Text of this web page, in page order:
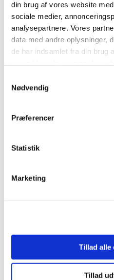
din brug af vores website
sociale medier,
analysepartnere. Vores
data med andre oplysninger,
de har indsamlet fra din brug
Nødvendig
Præferencer
Statistik
Marketing
Tillad alle
Tillad
hele turneringen.
Til kvartfinalen i Torsted stod
forældre og gamle elever alle
spillerne ekstra energi, og til
Netop det stærke
Familien Hede Nielsens
Fra Henrik Hede Nielsen,
Sørensen,
i en stor turnering som DBU
turneringen samler eleverne
gerne være med til at